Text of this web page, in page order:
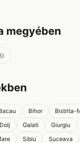
megyében
Bihor Bistrita-
Dolj Galati Giurgiu
Sibiu Suceava